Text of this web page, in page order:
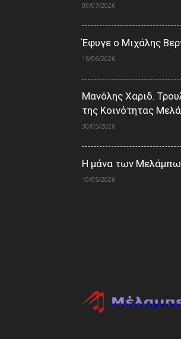
09/07/2026
Έφυγε ο Μιχάλης
15/06/2026
Μανόλης Χαριδ.
της Κοινότητας
30/05/2026
Η μάνα των
10/05/2026